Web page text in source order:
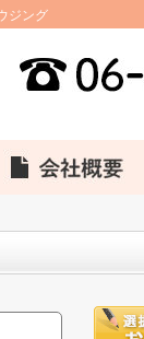
ジング